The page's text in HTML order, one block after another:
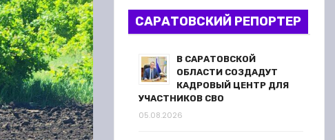
САРАТОВСКИЙ РЕПОРТЕР
В САРАТОВСКОЙ
ОБЛАСТИ СОЗДАДУТ
КАДРОВЫЙ ЦЕНТР ДЛЯ
УЧАСТНИКОВ СВО
05.08.2026